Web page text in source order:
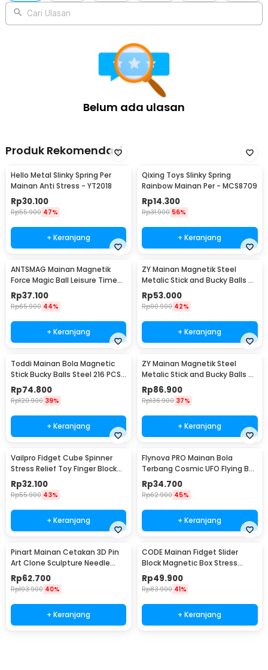
Cari Ulasan
Belum ada ulasan
Produk Rekomendasi
Hello Metal Slinky Spring Per
Mainan Anti Stress - YT2018
Rp30.100
Rp55.900 47%
+ Keranjang
Qixing Toys Slinky Spring
Rainbow Mainan Per - MCS8709
Rp14.300
Rp31.900 56%
+ Keranjang
ANTSMAG Mainan Magnetik
Force Magic Ball Leisure Time
3mm 216 PCS - 203
Rp37.100
Rp65.900 44%
+ Keranjang
ZY Mainan Magnetik Steel
Metalic Stick and Bucky Balls -
005
Rp53.000
Rp90.900 42%
+ Keranjang
Toddi Mainan Bola Magnetic
Stick Bucky Balls Steel 216 PCS
4.6x4.6x4.6mm - TH7005A
Rp74.800
Rp120.900 39%
+ Keranjang
ZY Mainan Magnetik Steel
Metalic Stick and Bucky Balls -
J75
Rp86.900
Rp136.900 37%
+ Keranjang
Vailpro Fidget Cube Spinner
Stress Relief Toy Finger Block
Rainbow - FCS01
Rp32.100
Rp55.900 43%
+ Keranjang
Flynova PRO Mainan Bola
Terbang Cosmic UFO Flying Ball
USB Charge - 998
Rp34.700
Rp62.900 45%
+ Keranjang
Pinart Mainan Cetakan 3D Pin
Art Clone Sculpture Needle
Painting - YY20
Rp62.700
Rp103.900 40%
+ Keranjang
CODE Mainan Fidget Slider
Block Magnetic Box Stress
Relief EDC - C-33
Rp49.900
Rp83.900 41%
+ Keranjang